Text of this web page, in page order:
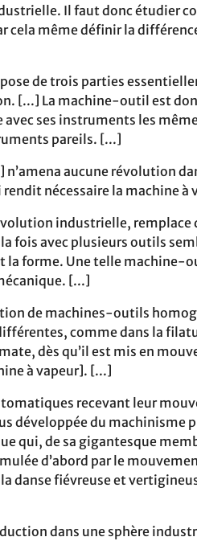
Il faut donc étudier
cela même définir la
de trois parties
[...] La machine-outil est
ses instruments les
pareils. [...]
aucune révolution
nécessaire la machine à
industrielle,
fois avec plusieurs outils
la forme. Une telle machine-
[...]
de machines-outils
comme dans la
dès qu’il est mis en
à vapeur]. [...]
recevant leur
développée du machinisme
qui, de sa gigantesque
d’abord par le
danse fiévreuse et
dans une sphère